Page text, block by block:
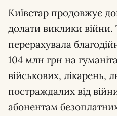
Київстар продовжує
долати виклики війни.
перерахувала
104 млн грн на
військових, лікарень,
постраждалих від
абонентам